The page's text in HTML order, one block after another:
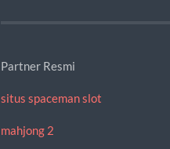
Partner Resmi
situs spaceman slot
mahjong 2